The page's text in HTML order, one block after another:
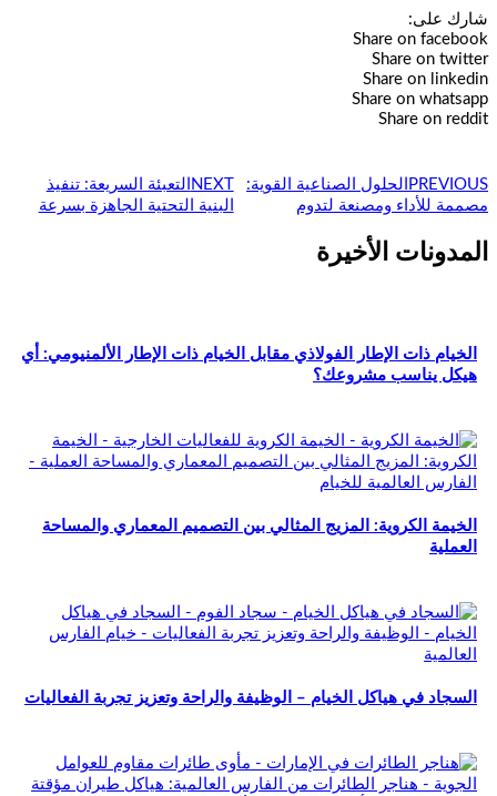
شارك على:
Share on facebook
Share on twitter
Share on linkedin
Share on whatsapp
Share on reddit
PREVIOUS الحلول الصناعية القوية:
مصممة للأداء ومصنعة لتدوم
NEXT التعبئة السريعة: تنفيذ
البنية التحتية الجاهزة بسرعة
المدونات الأخيرة
الخيام ذات الإطار الفولاذي مقابل الخيام ذات الإطار الألمنيومي: أي
هيكل يناسب مشروعك؟
الخيمة الكروية: المزيج المثالي بين التصميم المعماري والمساحة
العملية
السجاد في هياكل الخيام – الوظيفة والراحة وتعزيز تجربة الفعاليات